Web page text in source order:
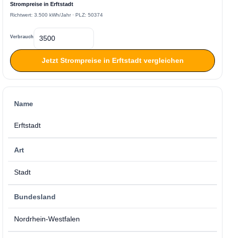
Strompreise in Erftstadt
Richtwert: 3.500 kWh/Jahr · PLZ: 50374
Verbrauch
Jetzt Strompreise in Erftstadt vergleichen
Name
Erftstadt
Art
Stadt
Bundesland
Nordrhein-Westfalen